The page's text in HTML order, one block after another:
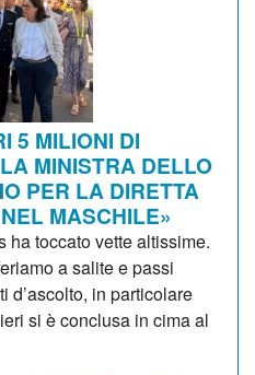
5 MILIONI DI
MINISTRA DELLO
PER LA DIRETTA
MASCHILE»
ha toccato vette altissime.
a salite e passi
d’ascolto, in particolare
si è conclusa in cima al